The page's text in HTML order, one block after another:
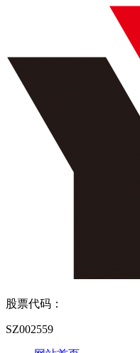
股票代码：
SZ002559